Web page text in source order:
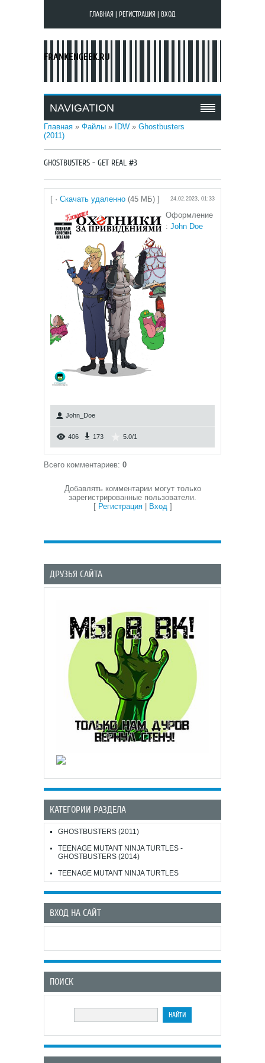
ГЛАВНАЯ РЕГИСТРАЦИЯ ВХОД
FRANKENGEEK.RU
NAVIGATION
Главная » Файлы » IDW » Ghostbusters
(2011)
GHOSTBUSTERS - GET REAL #3
[ · Скачать удаленно (45 МБ) ] 24.02.2023, 01:33
Оформление
: John Doe
John_Doe
406 173 5.0/1
Всего комментариев: 0
Добавлять комментарии могут только
зарегистрированные пользователи.
[ Регистрация| Вход]
ДРУЗЬЯ САЙТА
КАТЕГОРИИ РАЗДЕЛА
GHOSTBUSTERS (2011)
TEENAGE MUTANT NINJA TURTLES -
GHOSTBUSTERS (2014)
TEENAGE MUTANT NINJA TURTLES
ВХОД НА САЙТ
ПОИСК